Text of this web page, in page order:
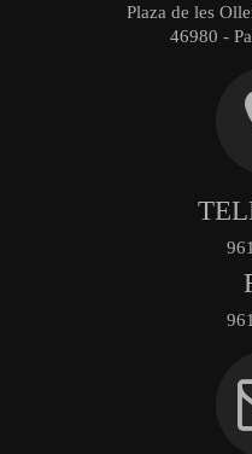
Plaza de les
46980 -